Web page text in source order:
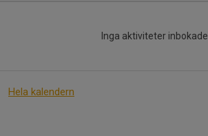
Inga aktiviteter inbokade
Hela kalendern